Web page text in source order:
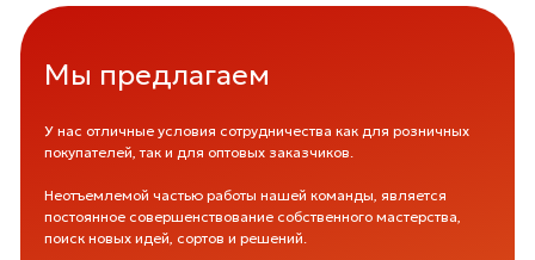
Мы предлагаем
У нас отличные условия сотрудничества как для розничных
покупателей, так и для оптовых заказчиков.
Неотъемлемой частью работы нашей команды, является
постоянное совершенствование собственного мастерства,
поиск новых идей, сортов и решений.